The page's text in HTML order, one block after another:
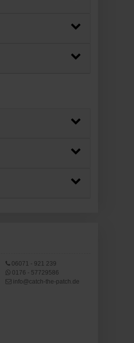
06071 - 921 239
0176 - 57729586
info@catch-the-patch.de